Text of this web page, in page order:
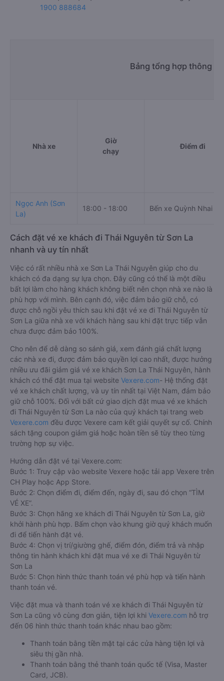
1900 888684
Bảng tổng hợp thông
Nhà xe
Giờ
chạy
Điểm đi
Ngọc Anh (Sơn
La)
18:00 - 18:00 Bến xe Quỳnh Nhai
Cách đặt vé xe khách đi Thái Nguyên từ Sơn La
nhanh và uy tín nhất
Việc có rất nhiều nhà xe Sơn La Thái Nguyên giúp cho du
khách có đa dạng sự lựa chọn. Đây cũng có thể là một điều
bất lợi làm cho hàng khách không biết nên chọn nhà xe nào là
phù hợp với mình. Bên cạnh đó, việc đảm bảo giữ chỗ, có
được chỗ ngồi yêu thích sau khi đặt vé xe đi Thái Nguyên từ
Sơn La giữa nhà xe với khách hàng sau khi đặt trực tiếp vẫn
chưa được đảm bảo 100%.
Cho nên để dễ dàng so sánh giá, xem đánh giá chất lượng
các nhà xe đi, được đảm bảo quyền lợi cao nhất, được hưởng
nhiều ưu đãi giảm giá vé xe khách Sơn La Thái Nguyên, hành
khách có thể đặt mua tại website Vexere.com- Hệ thống đặt
vé xe khách chất lượng, và uy tín nhất tại Việt Nam, đảm bảo
giữ chỗ 100%. Đối với bất cứ giao dịch đặt mua vé xe khách
đi Thái Nguyên từ Sơn La nào của quý khách tại trang web
Vexere.com đều được Vexere cam kết giải quyết sự cố. Chính
sách tặng coupon giảm giá hoặc hoàn tiền sẽ tùy theo từng
trường hợp sự việc.
Hướng dẫn đặt vé tại Vexere.com:
Bước 1: Truy cập vào website Vexere hoặc tải app Vexere trên
CH Play hoặc App Store.
Bước 2: Chọn điểm đi, điểm đến, ngày đi, sau đó chọn “TÌM
VÉ XE”.
Bước 3: Chọn hãng xe khách đi Thái Nguyên từ Sơn La, giờ
khởi hành phù hợp. Bấm chọn vào khung giờ quý khách muốn
đi để tiến hành đặt vé.
Bước 4: Chọn vị trí/giường ghế, điểm đón, điểm trả và nhập
thông tin hành khách khi đặt mua vé xe đi Thái Nguyên từ
Sơn La
Bước 5: Chọn hình thức thanh toán vé phù hợp và tiến hành
thanh toán vé.
Việc đặt mua và thanh toán vé xe khách đi Thái Nguyên từ
Sơn La cũng vô cùng đơn giản, tiện lợi khi Vexere.com hỗ trợ
đến 06 hình thức thanh toán khác nhau bao gồm:
Thanh toán bằng tiền mặt tại các cửa hàng tiện lợi và
siêu thị gần nhà.
Thanh toán bằng thẻ thanh toán quốc tế (Visa, Master
Card, JCB).